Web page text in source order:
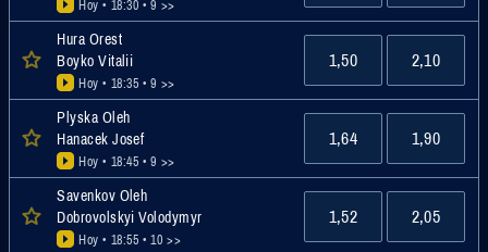
Hoy • 18:30 • 9 >>
Hura Orest
Boyko Vitalii
Hoy • 18:35 • 9 >>
1,50 2,10
Plyska Oleh
Hanacek Josef
Hoy • 18:45 • 9 >>
1,64 1,90
Savenkov Oleh
Dobrovolskyi Volodymyr
Hoy • 18:55 • 10 >>
1,52 2,05